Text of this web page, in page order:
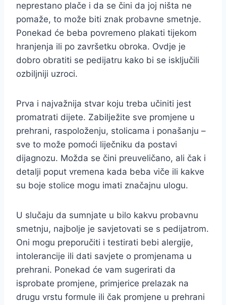
neprestano plače i da se čini da joj ništa ne
pomaže, to može biti znak probavne smetnje.
Ponekad će beba povremeno plakati tijekom
hranjenja ili po završetku obroka. Ovdje je
dobro obratiti se pedijatru kako bi se isključili
ozbiljniji uzroci.
Prva i najvažnija stvar koju treba učiniti jest
promatrati dijete. Zabilježite sve promjene u
prehrani, raspoloženju, stolicama i ponašanju –
sve to može pomoći liječniku da postavi
dijagnozu. Možda se čini preuveličano, ali čak i
detalji poput vremena kada beba viče ili kakve
su boje stolice mogu imati značajnu ulogu.
U slučaju da sumnjate u bilo kakvu probavnu
smetnju, najbolje je savjetovati se s pedijatrom.
Oni mogu preporučiti i testirati bebi alergije,
intolerancije ili dati savjete o promjenama u
prehrani. Ponekad će vam sugerirati da
isprobate promjene, primjerice prelazak na
drugu vrstu formule ili čak promjene u prehrani